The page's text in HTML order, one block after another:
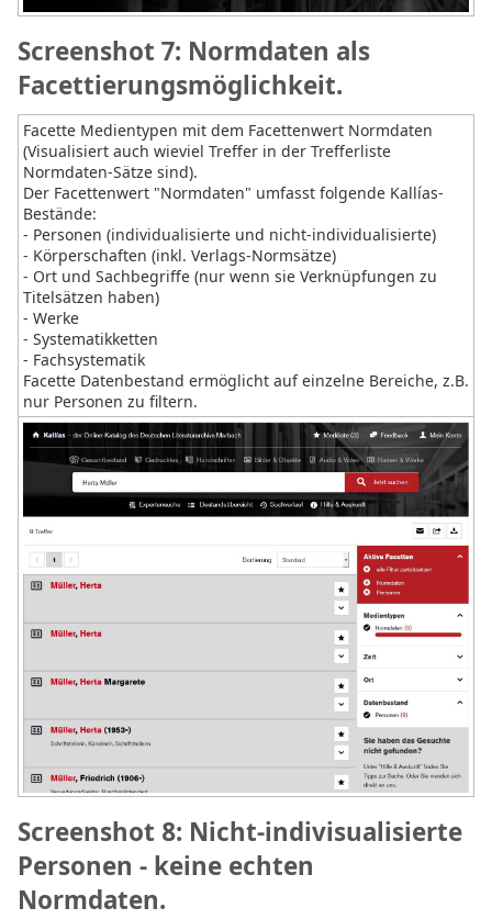
Screenshot 7: Normdaten als
Facettierungsmöglichkeit.
Facette Medientypen mit dem Facettenwert Normdaten
(Visualisiert auch wieviel Treffer in der Trefferliste
Normdaten-Sätze sind).
Der Facettenwert "Normdaten" umfasst folgende Kallías-
Bestände:
- Personen (individualisierte und nicht-individualisierte)
- Körperschaften (inkl. Verlags-Normsätze)
- Ort und Sachbegriffe (nur wenn sie Verknüpfungen zu
Titelsätzen haben)
- Werke
- Systematikketten
- Fachsystematik
Facette Datenbestand ermöglicht auf einzelne Bereiche, z.B.
nur Personen zu filtern.
Screenshot 8: Nicht-indivisualisierte
Personen - keine echten
Normdaten.